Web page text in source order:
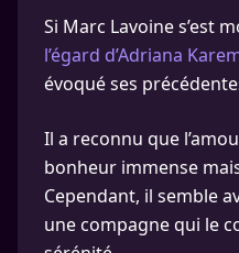
Si Marc Lavoine s’est
l’égard d’Adriana
évoqué ses
Il a reconnu que
bonheur immense
Cependant, il semble
une compagne qui le